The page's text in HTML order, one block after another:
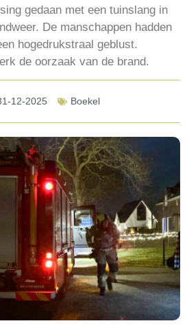
gedaan met een tuinslang in
De manschappen hadden
hogedrukstraal geblust.
de oorzaak van de brand.
12-2025 Boekel